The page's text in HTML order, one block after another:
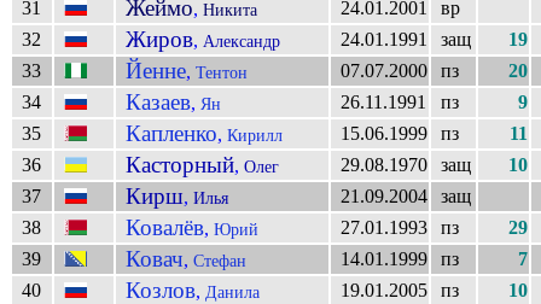
31
Жеймо, Никита 24.01.2001
вр
32
Жиров, Александр 24.01.1991 защ
19
33
Йенне, Тентон 07.07.2000 пз
20
34
Казаев, Ян 26.11.1991 пз
9
35
Капленко, Кирилл 15.06.1999 пз
11
36
Касторный, Олег 29.08.1970 защ
10
37
Кирш, Илья 21.09.2004
защ
38
Ковалёв, Юрий 27.01.1993 пз
29
39
Ковач, Стефан 14.01.1999 пз
7
40
Козлов, Данила 19.01.2005 пз
10